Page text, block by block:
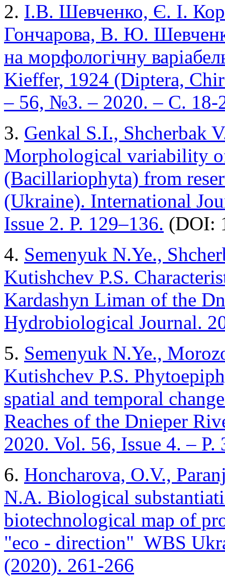
2. І.В. Шевченко, Є. І.
Гончарова, В. Ю.
на морфологічну
Kieffer, 1924 (Diptera,
– 56, №3. – 2020. – С. 18-
3. Genkal S.I., Shcherbak
Morphological variability
(Bacillariophyta) from
(Ukraine). International
Issue 2. P. 129–136. (DOI:
4. Semenyuk N.Ye.,
Kutishchev P.S.
Kardashyn Liman of the
Hydrobiological Journal.
5. Semenyuk N.Ye.,
Kutishchev P.S.
spatial and temporal
Reaches of the Dnieper
2020. Vol. 56, Issue 4. – P.
6. Honcharova, O.V.,
N.А. Biological
biotechnological map of
"eco - direction" WBS
(2020). 261-266